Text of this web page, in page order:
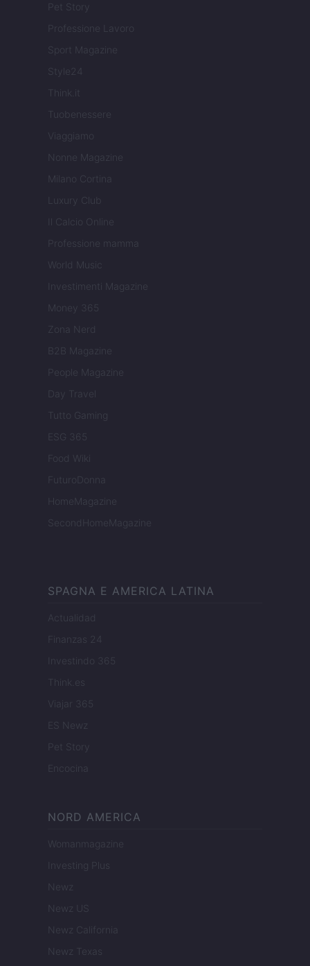
Pet Story
Professione Lavoro
Sport Magazine
Style24
Think.it
Tuobenessere
Viaggiamo
Nonne Magazine
Milano Cortina
Luxury Club
Il Calcio Online
Professione mamma
World Music
Investimenti Magazine
Money 365
Zona Nerd
B2B Magazine
People Magazine
Day Travel
Tutto Gaming
ESG 365
Food Wiki
FuturoDonna
HomeMagazine
SecondHomeMagazine
SPAGNA E AMERICA LATINA
Actualidad
Finanzas 24
Investindo 365
Think.es
Viajar 365
ES Newz
Pet Story
Encocina
NORD AMERICA
Womanmagazine
Investing Plus
Newz
Newz US
Newz California
Newz Texas